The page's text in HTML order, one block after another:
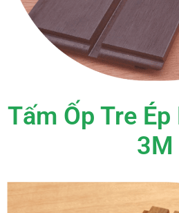
Tấm Ốp Tre
3M